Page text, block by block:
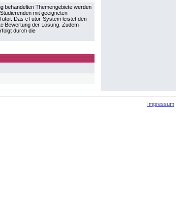
behandelten Themengebiete werden
mit geeigneten
Das eTutor-System leistet den
Bewertung der Lösung. Zudem
durch die
Impressum